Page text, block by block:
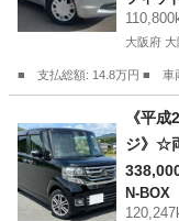
大阪府 大
■ 支払総額: 14.8万円 ■
フィッ
《平
ジ》☆
個
地デジ
N-BOX